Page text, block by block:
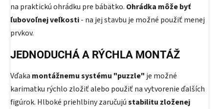
na praktickú ohrádku pre bábätko. Ohrádka môže byť
ľubovoľnej veľkosti- na jej stavbu je možné použiť menej
prvkov.
JEDNODUCHÁ A RÝCHLA MONTÁŽ
Vďaka montážnemu systému "puzzle" je možné
karimatku rýchlo zložiť alebo použiť na vytvorenie ďalších
figúrok. Hlboké priehlbiny zaručujústabilitu zloženej